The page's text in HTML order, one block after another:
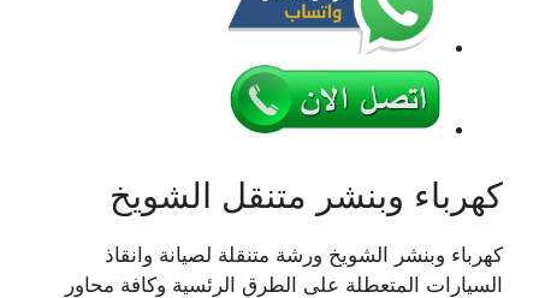
كهرباء وبنشر متنقل الشويخ
كهرباء وبنشر الشويخ ورشة متنقلة لصيانة وانقاذ
السيارات المتعطلة على الطرق الرئسية وكافة محاور